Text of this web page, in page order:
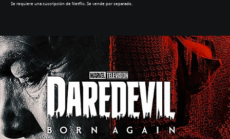
Se requiere una suscripción de Netflix. Se vende por separado.